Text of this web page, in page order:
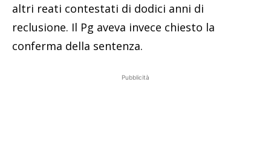
altri reati contestati di dodici anni di
reclusione. Il Pg aveva invece chiesto la
conferma della sentenza.
Pubblicità